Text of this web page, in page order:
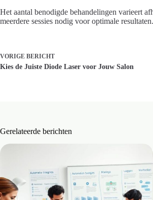
Het aantal benodigde behandelingen varieert
meerdere sessies nodig voor optimale resultaten.
VORIGE BERICHT
Kies de Juiste Diode Laser voor Jouw Salon
Gerelateerde berichten